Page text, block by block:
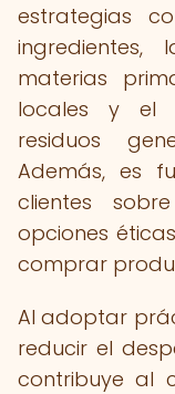
estrategias
materias
locales y el
residuos
Además, es
clientes
opciones
comprar
Al adoptar
reducir el
contribuye al